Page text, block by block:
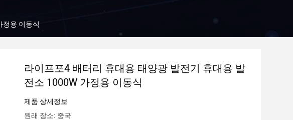
정용 이동식
라이프포4 배터리 휴대용 태양광 발전기 휴대용 발
전소 1000W 가정용 이동식
제품 상세정보
원래 장소: 중국